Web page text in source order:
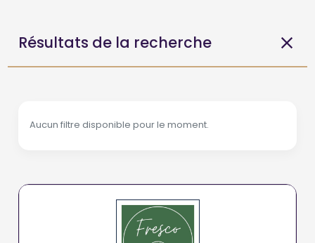
Résultats de la recherche
Aucun filtre disponible pour le moment.